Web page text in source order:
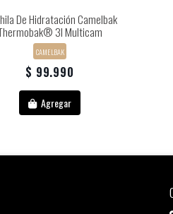
De Hidratación Camelbak
3l Multicam
CAMELBAK
$ 99.990
Agregar